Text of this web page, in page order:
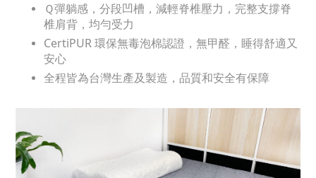
Ｑ彈躺感，分段凹槽，減輕脊椎壓力，完整支撐脊
椎肩背，均勻受力
CertiPUR 環保無毒泡棉認證，無甲醛，睡得舒適又
安心
全程皆為台灣生產及製造，品質和安全有保障